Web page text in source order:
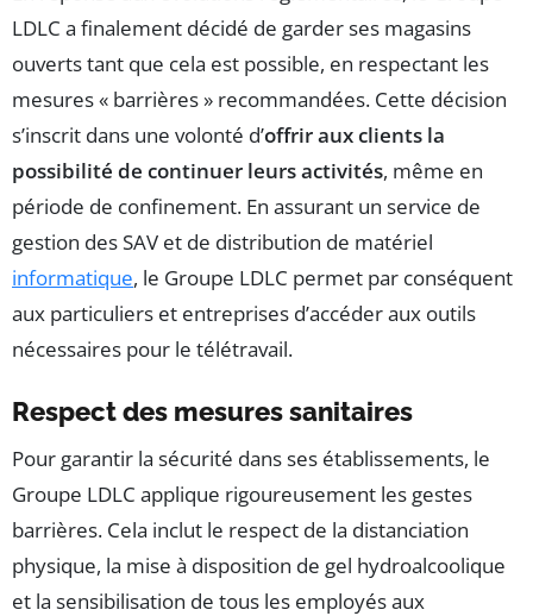
LDLC a finalement décidé de garder ses magasins
ouverts tant que cela est possible, en respectant les
mesures « barrières » recommandées. Cette décision
s’inscrit dans une volonté d’offrir aux clients la
possibilité de continuer leurs activités, même en
période de confinement. En assurant un service de
gestion des SAV et de distribution de matériel
informatique, le Groupe LDLC permet par conséquent
aux particuliers et entreprises d’accéder aux outils
nécessaires pour le télétravail.
Respect des mesures sanitaires
Pour garantir la sécurité dans ses établissements, le
Groupe LDLC applique rigoureusement les gestes
barrières. Cela inclut le respect de la distanciation
physique, la mise à disposition de gel hydroalcoolique
et la sensibilisation de tous les employés aux